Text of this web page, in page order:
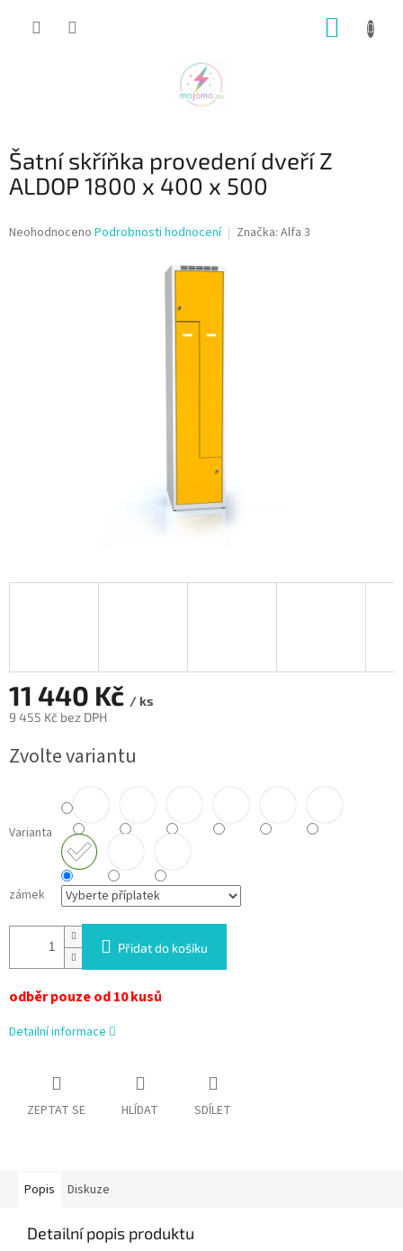
Šatní skříňka provedení dveří Z
ALDOP 1800 x 400 x 500
Průměrné
Neohodnoceno Podrobnosti hodnocení Značka: Alfa 3
11 440 Kč / ks
9 455 Kč bez DPH
cena:
Zvolte variantu
Varianta
zámek
Přidat do košíku
odběr pouze od 10 kusů
Detailní informace
ZEPTAT SE HLÍDAT SDÍLET
Popis Diskuze
Detailní popis produktu